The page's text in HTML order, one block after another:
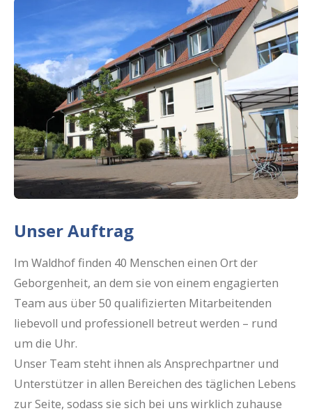
Unser Auftrag
Im Waldhof finden 40 Menschen einen Ort der
Geborgenheit, an dem sie von einem engagierten
Team aus über 50 qualifizierten Mitarbeitenden
liebevoll und professionell betreut werden – rund
um die Uhr.
Unser Team steht ihnen als Ansprechpartner und
Unterstützer in allen Bereichen des täglichen Lebens
zur Seite, sodass sie sich bei uns wirklich zuhause